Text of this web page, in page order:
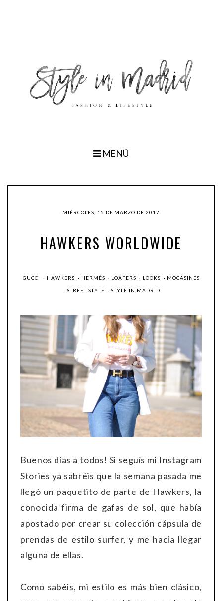
MENÚ
MIÉRCOLES, 15 DE MARZO DE 2017
HAWKERS WORLDWIDE
GUCCI · HAWKERS · HERMÉS · LOAFERS · LOOKS · MOCASINES
· STREET STYLE · STYLE IN MADRID
Buenos días a todos! Si seguís mi Instagram
Stories ya sabréis que la semana pasada me
llegó un paquetito de parte de Hawkers, la
conocida firma de gafas de sol, que había
apostado por crear su colección cápsula de
prendas de estilo surfer, y me hacía llegar
alguna de ellas.
Como sabéis, mi estilo es más bien clásico,